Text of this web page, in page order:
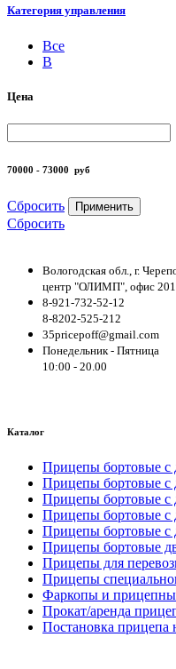
Категория управления
Все
B
Цена
70000 - 73000 руб
Сбросить Применить
Сбросить
Вологодская обл., г.
центр "ОЛИМП", офис 201
8-921-732-52-12
8-8202-525-212
35pricepoff@gmail.com
Понедельник - Пятница
10:00 - 20.00
Каталог
Прицепы бортовые с
Прицепы бортовые с
Прицепы бортовые с
Прицепы бортовые с
Прицепы бортовые с
Прицепы бортовые
Прицепы для
Прицепы
Фаркопы и
Прокат/аренда
Постановка прицепа